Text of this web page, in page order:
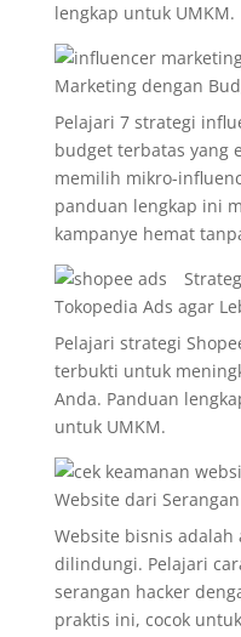
lengkap untuk UMKM.
Marketing dengan
Pelajari 7 strategi
budget terbatas yang
memilih mikro-
panduan lengkap ini
kampanye hemat
Tokopedia Ads agar
Pelajari strategi
terbukti untuk
Anda. Panduan
untuk UMKM.
Website dari
Website bisnis adalah
dilindungi. Pelajari
serangan hacker
praktis ini, cocok